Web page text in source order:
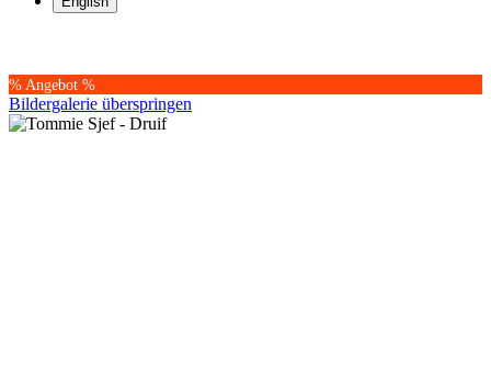
% Angebot %
Bildergalerie überspringen